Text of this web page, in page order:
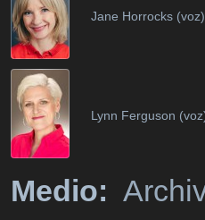
Jane Horrocks (voz)
Lynn Ferguson
Medio: